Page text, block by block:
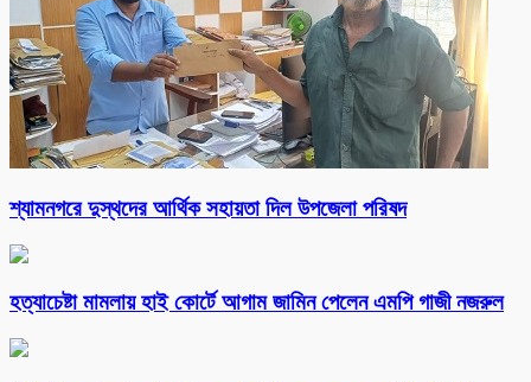
শ্যামনগরে দুস্থদের আর্থিক সহায়তা দিল উপজেলা পরিষদ
হত্যাচেষ্টা মামলায় হাই কোর্টে আগাম জামিন পেলেন এমপি গাজী নজরুল